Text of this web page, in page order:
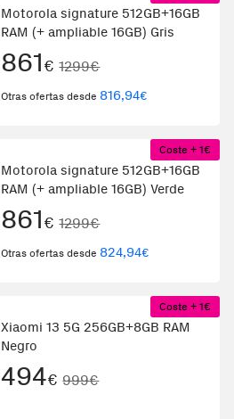
Motorola signature 512GB+16GB
RAM (+ ampliable 16GB) Gris
861€ 1299€
Otras ofertas desde 816,94€
Coste + 1€
Motorola signature 512GB+16GB
RAM (+ ampliable 16GB) Verde
861€ 1299€
Otras ofertas desde 824,94€
Coste + 1€
Xiaomi 13 5G 256GB+8GB RAM
Negro
494€ 999€